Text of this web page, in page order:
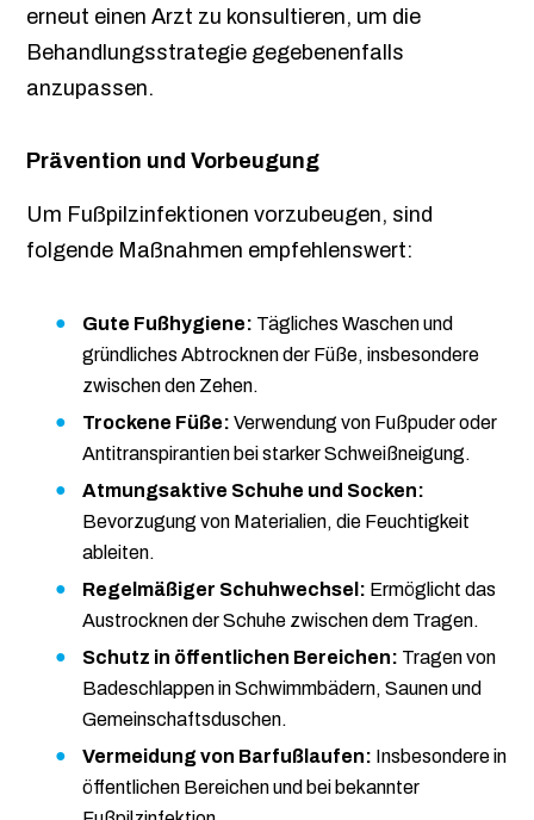
erneut einen Arzt zu konsultieren, um die
Behandlungsstrategie gegebenenfalls
anzupassen.
Prävention und Vorbeugung
Um Fußpilzinfektionen vorzubeugen, sind
folgende Maßnahmen empfehlenswert:
Gute Fußhygiene: Tägliches Waschen und
gründliches Abtrocknen der Füße, insbesondere
zwischen den Zehen.
Trockene Füße: Verwendung von Fußpuder oder
Antitranspirantien bei starker Schweißneigung.
Atmungsaktive Schuhe und Socken:
Bevorzugung von Materialien, die Feuchtigkeit
ableiten.
Regelmäßiger Schuhwechsel: Ermöglicht das
Austrocknen der Schuhe zwischen dem Tragen.
Schutz in öffentlichen Bereichen: Tragen von
Badeschlappen in Schwimmbädern, Saunen und
Gemeinschaftsduschen.
Vermeidung von Barfußlaufen: Insbesondere in
öffentlichen Bereichen und bei bekannter